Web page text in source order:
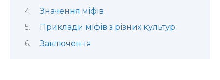
Значення міфів
Приклади міфів з різних культур
Заключення